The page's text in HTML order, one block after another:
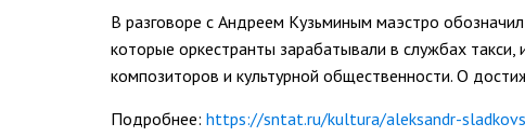
В разговоре с Андреем Кузьминым маэстро
которые оркестранты зарабатывали в службах
композиторов и культурной общественности. О
Подробнее: https://sntat.ru/kultura/aleksandr-